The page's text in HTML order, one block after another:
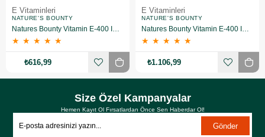
E Vitaminleri
NATURE'S BOUNTY
Natures Bounty Vitamin E-400 IU Takviye Edici Gıda 50 Jelatin Kapsül
★ ★ ★ ★ ★
₺616,99
E Vitaminleri
NATURE'S BOUNTY
Natures Bounty Vitamin E-400 IU Takviye Edici Gıda 50 Jelatin Kapsül 2 Adet
★ ★ ★ ★ ★
₺1.106,99
Size Özel Kampanyalar
Hemen Kayıt Ol Fırsatlardan Önce Sen Haberdar Ol!
Gönder